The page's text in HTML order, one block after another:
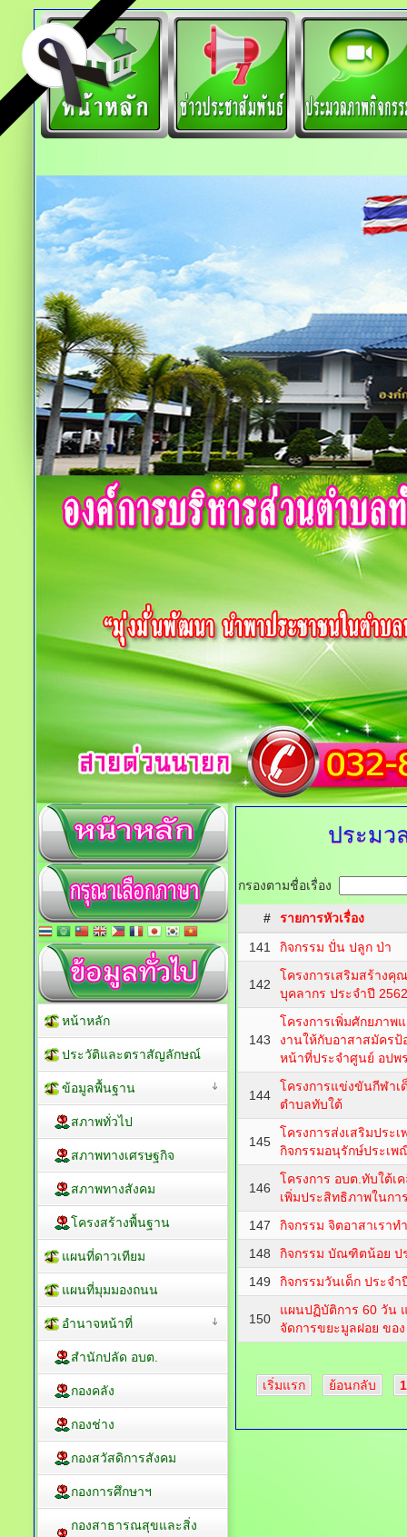
ประมว
กรองตามชื่อเรื่อง
#
รายการหัวเรื่อง
141
กิจกรรม ปั่น ปลูก ป่า
142
โครงการเสริมสร้างคุ
บุคลากร ประจำปี 2562
143
โครงการเพิ่มศักยภาพ
งานให้กับอาสาสมัครป้
หน้าที่ประจำศูนย์ อปพ
144
โครงการแข่งขันกีฬา
ตำบลทับใต้
145
โครงการส่งเสริมประ
กิจกรรมอนุรักษ์ประเพ
146
โครงการ อบต.ทับใต้เ
เพิ่มประสิทธิภาพในก
147
กิจกรรม จิตอาสาเราท
148
กิจกรรม บัณฑิตน้อย ป
149
กิจกรรมวันเด็ก ประจำ
150
แผนปฏิบัติการ 60 วัน
จัดการขยะมูลฝอย ขอ
เริ่มแรก ย้อนกลับ
หน้าหลัก
ประวัติและตราสัญลักษณ์
ข้อมูลพื้นฐาน
สภาพทั่วไป
สภาพทางเศรษฐกิจ
สภาพทางสังคม
โครงสร้างพื้นฐาน
แผนที่ดาวเทียม
แผนที่มุมมองถนน
อำนาจหน้าที่
สำนักปลัด อบต.
กองคลัง
กองช่าง
กองสวัสดิการสังคม
กองการศึกษาฯ
กองสาธารณสุขและสิ่ง